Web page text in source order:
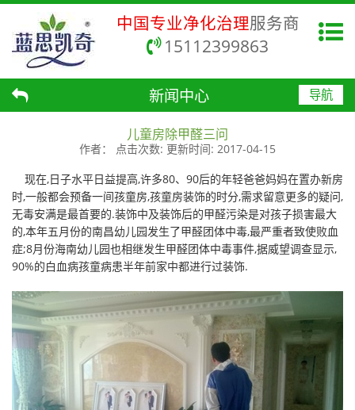
中国专业净化治理服务商
15112399863
新闻中心 导航
儿童房除甲醛三问
作者： 点击次数: 更新时间: 2017-04-15
现在,日子水平日益提高,许多80、90后的年轻爸爸妈妈在置办新房
时,一般都会预备一间孩童房,孩童房装饰的时分,需求留意更多的疑问,
无毒安满是最首要的.装饰中及装饰后的甲醛污染是对孩子损害最大
的,本年五月份的南昌幼儿园发生了甲醛团体中毒,最严重者致使败血
症;8月份海南幼儿园也相继发生甲醛团体中毒事件,据威望调查显示,
90%的白血病孩童病患半年前家中都进行过装饰.